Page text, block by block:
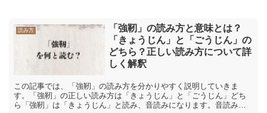
読み方
「強靭」の読み方と意味とは？
「きょうじん」と「ごうじん」の
どちら？正しい読み方について詳
しく解釈
この記事では、「強靭」の読み方を分かりやすく説明していきま
す。「強靭」の正しい読み方は「きょうじん」と「ごうじん」どち
ら「強靭」は「きょうじん」と読み、音読みになります。音読みと